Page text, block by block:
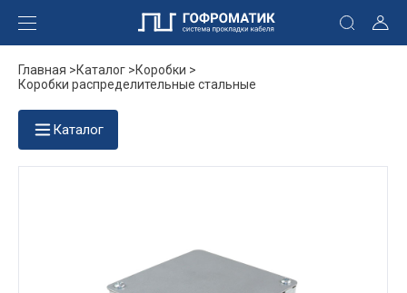
Главная >Каталог >Коробки >
Коробки распределительные стальные
Каталог